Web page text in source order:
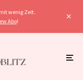
wenig Zeit.
Abo!